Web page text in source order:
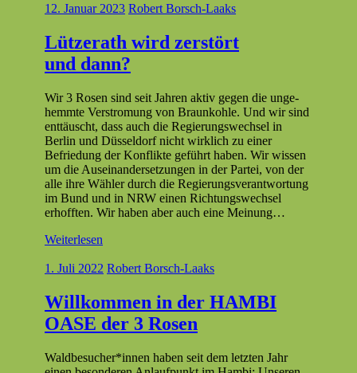
12. Januar 2023 Robert Borsch-Laaks
Lützerath wird zerstört
und dann?
Wir 3 Rosen sind seit Jahren aktiv gegen die unge­
hemmte Ver­stro­mung von Braunkohle. Und wir sind
ent­täuscht, dass auch die Regierungswech­sel in
Berlin und Düs­sel­dorf nicht wirk­lich zu ein­er
Befriedung der Kon­flik­te geführt haben. Wir wis­sen
um die Auseinan­der­set­zun­gen in der Partei, von der
alle ihre Wäh­ler durch die Regierungsver­ant­wor­tung
im Bund und in NRW einen Rich­tungswech­sel
erhofften. Wir haben aber auch eine Meinung…
Weiterlesen
1. Juli 2022 Robert Borsch-Laaks
Willkommen in der HAMBI
OASE der 3 Rosen
Waldbesucher*innen haben seit dem let­zten Jahr